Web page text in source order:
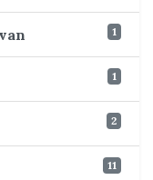
1
1
2
11